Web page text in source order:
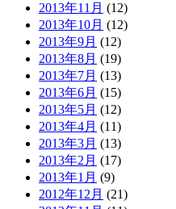
2013年11月 (12)
2013年10月 (12)
2013年9月 (12)
2013年8月 (19)
2013年7月 (13)
2013年6月 (15)
2013年5月 (12)
2013年4月 (11)
2013年3月 (13)
2013年2月 (17)
2013年1月 (9)
2012年12月 (21)